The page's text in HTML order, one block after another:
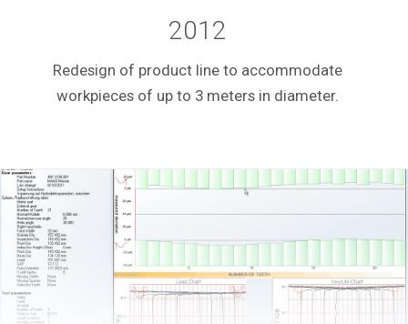
2012
Redesign of product line to accommodate
workpieces of up to 3 meters in diameter.